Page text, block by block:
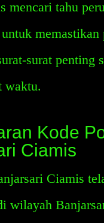
mencari tahu
surat penting
waktu.
Kode
Ciamis
Ciamis
wilayah